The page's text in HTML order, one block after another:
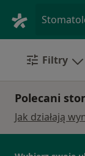
Filtry
Polecani
Jak działają